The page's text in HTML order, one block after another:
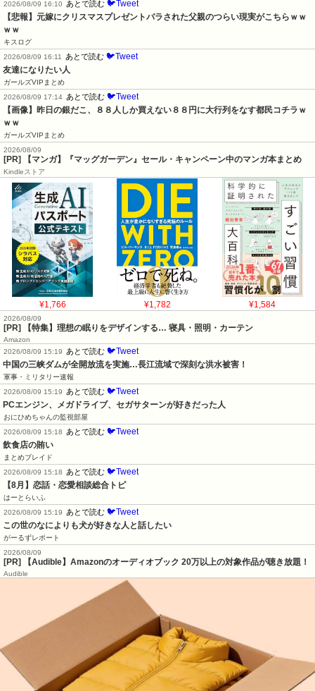
2026/08/09 16:10 あとで読む 🐦Tweet
【悲報】元嫁にクリスマスプレゼントバラされた父親のつらい現実がこちらｗｗ
ｗｗ
キスログ
2026/08/09 16:11
あとで読む 🐦Tweet
友達になりたい人
ガールズVIPまとめ
2026/08/09 17:14 あとで読む 🐦Tweet
【画像】昨日の銀だこ、８８人しか買えない８８円に大行列をなす都民コチラｗ
ｗｗ
ガールズVIPまとめ
2026/08/09
[PR] 【マンガ】『マッグガーデン』セール・キャンペーン中のマンガ本まとめ
Kindleストア
¥1,766 ¥1,782 ¥1,584
2026/08/09
[PR] 【特集】理想の眠りをデザインする… 寝具・照明・カーテン
Amazon
2026/08/09 15:19
あとで読む 🐦Tweet
中国の三峡ダムが全開放流を実施…長江流域で深刻な洪水被害！
軍事・ミリタリー速報
2026/08/09 15:19
あとで読む 🐦Tweet
PCエンジン、メガドライブ、セガサターンが好きだった人
おにひめちゃんの監視部屋
2026/08/09 15:18
あとで読む 🐦Tweet
飲食店の賄い
まとめブレイド
2026/08/09 15:18
あとで読む 🐦Tweet
【8月】恋話・恋愛相談総合トピ
はーとらいふ
2026/08/09 15:19
あとで読む 🐦Tweet
この世のなによりも犬が好きな人と話したい
がーるずレポート
2026/08/09
[PR] 【Audible】Amazonのオーディオブック 20万以上の対象作品が聴き放題！
Audible